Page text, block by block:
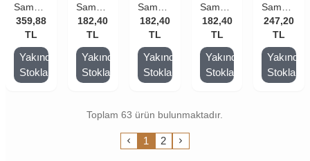
Samsung
Galaxy
S8 Plus
Kılıf
Rugged
Armor
359,88
TL
Yakında
Stoklarda
Samsung
Galaxy
S8 Plus
Kılıf
Transparent
Soft
182,40
TL
Yakında
Stoklarda
Samsung
Galaxy
S8 Plus
Kılıf
Transparent
Soft
182,40
TL
Yakında
Stoklarda
Samsung
Galaxy
S8 Plus
Kılıf
Transparent
Soft
182,40
TL
Yakında
Stoklarda
Samsung
Galaxy
S8 Plus
Kavisli
Temperli
Cam
247,20
TL
Yakında
Stoklarda
Toplam 63 ürün bulunmaktadır.
1 2